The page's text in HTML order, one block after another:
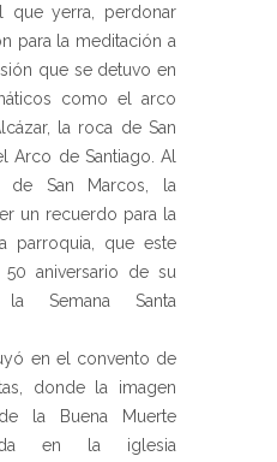
que yerra, perdonar
para la meditación a
que se detuvo en
como el arco
la roca de San
Arco de Santiago. Al
de San Marcos, la
un recuerdo para la
parroquia, que este
aniversario de su
Semana Santa
en el convento de
donde la imagen
la Buena Muerte
en la iglesia